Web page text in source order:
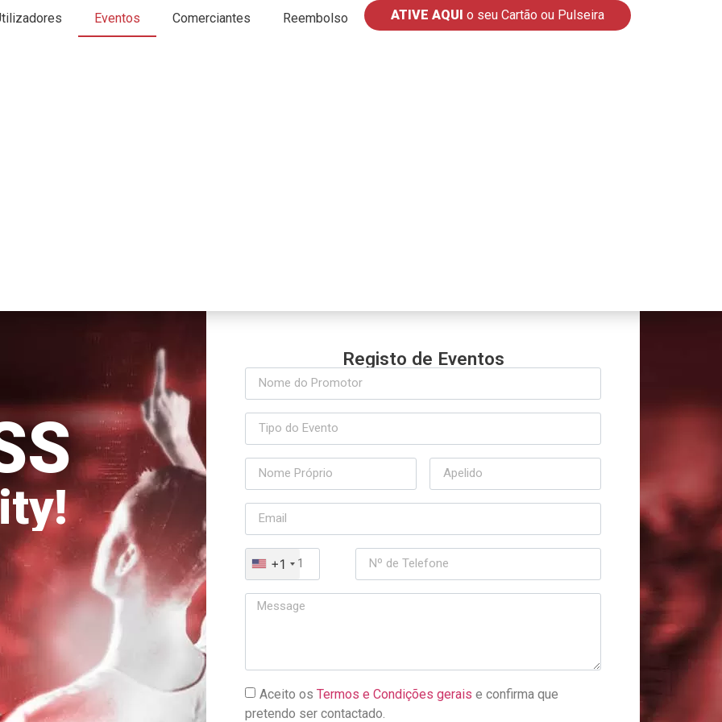
Eventos Comerciantes Reembolso ATIVE AQUI o seu Cartão ou Pulseira
Registo de Eventos
+1
Aceito os Termos e Condições gerais e confirma que
pretendo ser contactado.